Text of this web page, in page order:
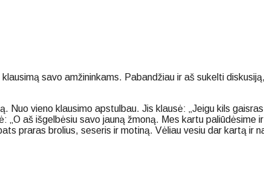
savo amžininkams. Pabandžiau ir aš sukelti
vieno klausimo apstulbau. Jis klausė: „Jeigu kils
aš išgelbėsiu savo jauną žmoną. Mes kartu paliūdėsime
praras brolius, seseris ir motiną. Vėliau vesiu dar kartą ir